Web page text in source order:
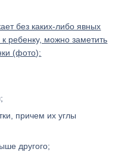
без каких-либо явных
ребенку, можно заметить
(фото):
причем их углы
другого;